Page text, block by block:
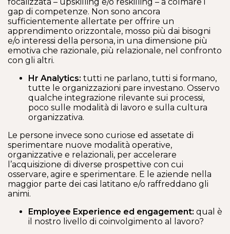
gap di competenze. Non sono ancora
sufficientemente allertate per offrire un
apprendimento orizzontale, mosso più dai bisogni
e/o interessi della persona, in una dimensione più
emotiva che razionale, più relazionale, nel confronto
con gli altri.
Hr Analytics: tutti ne parlano, tutti si formano,
tutte le organizzazioni pare investano. Osservo
qualche integrazione rilevante sui processi,
poco sulle modalità di lavoro e sulla cultura
organizzativa.
Le persone invece sono curiose ed assetate di
sperimentare nuove modalità operative,
organizzative e relazionali, per accelerare
l’acquisizione di diverse prospettive con cui
osservare, agire e sperimentare. E le aziende nella
maggior parte dei casi latitano e/o raffreddano gli
animi.
Employee Experience ed engagement: qual è
il nostro livello di coinvolgimento al lavoro?